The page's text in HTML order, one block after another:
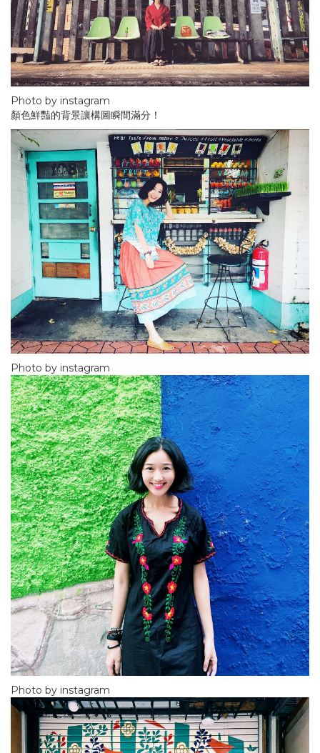
Photo by instagram
顏色鮮豔的背景讓構圖瞬間滿分！
Photo by instagram
Photo by instagram